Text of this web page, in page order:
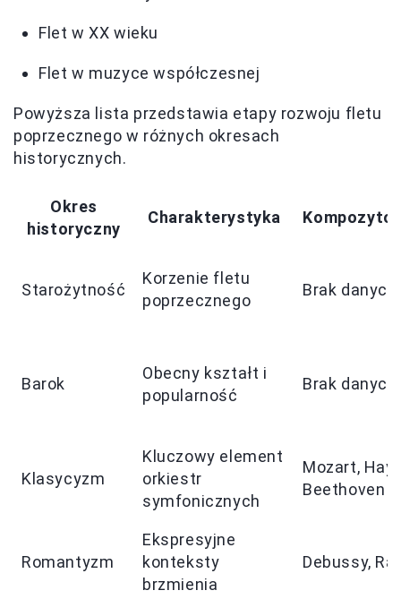
Flet w XX wieku
Flet w muzyce współczesnej
Powyższa lista przedstawia etapy rozwoju fletu
poprzecznego w różnych okresach
historycznych.
Okres
historyczny
Charakterystyka
Starożytność
Korzenie fletu
poprzecznego
Brak danych
Barok
Obecny kształt i
popularność
Brak danych
Klasycyzm
Kluczowy element
orkiestr
symfonicznych
Mozart,
Beethoven
Romantyzm
Ekspresyjne
konteksty
brzmienia
Debussy,